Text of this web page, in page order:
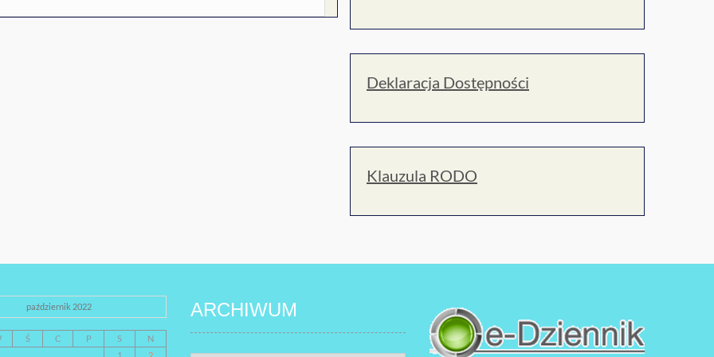
Deklaracja Dostępności
Klauzula RODO
październik 2022
Ś C P S
N
ARCHIWUM